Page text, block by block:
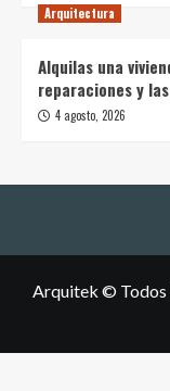
Arquitectura
Alquilas una
reparaciones y
4 agosto, 2026
Arquitek © Todos